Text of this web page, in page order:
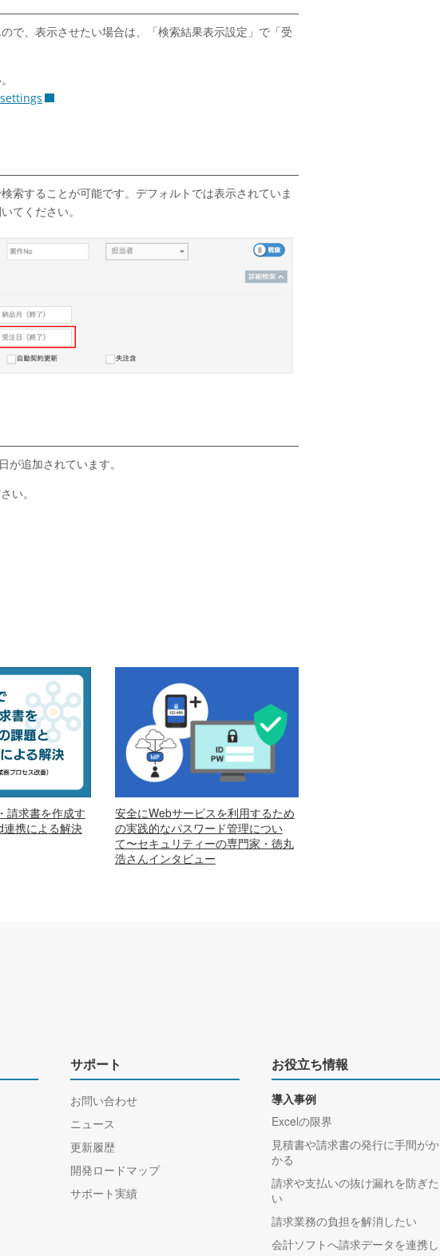
で、表示させたい場合は、「検索結果表示設定」で「受
索することが可能です。デフォルトでは表示されていま
てください。
追加されています。
い。
請求書を作成す
携による解決
安全にWebサービスを利用するため
の実践的なパスワード管理につい
て〜セキュリティーの専門家・徳丸
浩さんインタビュー
サポート
お問い合わせ
ニュース
更新履歴
開発ロードマップ
サポート実績
お役立ち情報
導入事例
Excelの限界
見積書や請求書の発行に手間がか
かる
請求や支払いの抜け漏れを防ぎた
い
請求業務の負担を解消したい
会計ソフトへ請求データを連携し